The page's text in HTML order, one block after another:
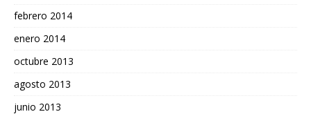
febrero 2014
enero 2014
octubre 2013
agosto 2013
junio 2013